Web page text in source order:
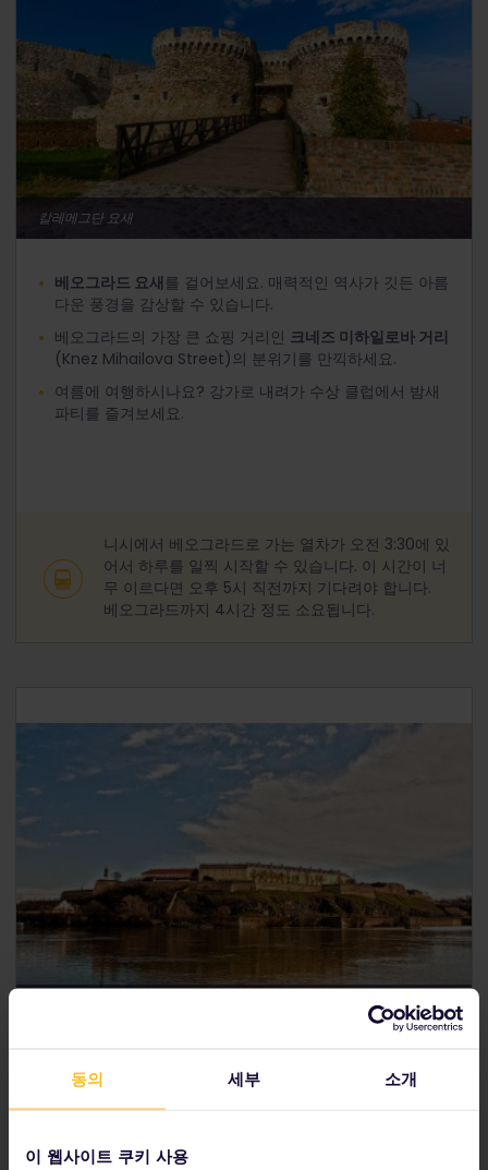
동의 세부 소개
이 웹사이트 쿠키 사용
칼레메그단 요새
베오그라드 요새를 걸어보세요. 매력적인 역사가 깃든 아름
다운 풍경을 감상할 수 있습니다.
베오그라드의 가장 큰 쇼핑 거리인 크네즈 미하일로바 거리
(Knez Mihailova Street)의 분위기를 만끽하세요.
여름에 여행하시나요? 강가로 내려가 수상 클럽에서 밤새
파티를 즐겨보세요.
니시에서 베오그라드로 가는 열차가 오전 3:30에 있
어서 하루를 일찍 시작할 수 있습니다. 이 시간이 너
무 이르다면 오후 5시 직전까지 기다려야 합니다.
베오그라드까지 4시간 정도 소요됩니다.
여행 5일 - 6일: 노비사드(Novi Sad)
다뉴브 공원
(Danube’s Park)에 가서 상쾌한 공기를 들이
마셔 보세요. 연못, 수많은 나무, 고요한 산책로가 있답니다.
Vojvodina)은 수많은 전시물을 볼 수 있는 예술 및 역사 박